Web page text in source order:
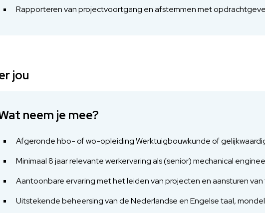
Rapporteren van projectvoortgang en afstemmen met
jou
neem je mee?
Afgeronde hbo- of wo-opleiding Werktuigbouwkunde of
Minimaal 8 jaar relevante werkervaring als (senior) mechanical
Aantoonbare ervaring met het leiden van projecten en aansturen
Uitstekende beheersing van de Nederlandse en Engelse taal,